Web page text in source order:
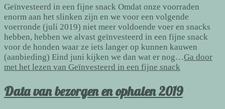
Geïnvesteerd in een fijne snack Omdat onze voorraden
enorm aan het slinken zijn en we voor een volgende
voerronde (juli 2019) niet meer voldoende voer en snacks
hebben, hebben we alvast geïnvesteerd in een fijne snack
voor de honden waar ze iets langer op kunnen kauwen
(aanbieding) Eind juni kijken we dan wat er nog…Ga door
met het lezen van Geïnvesteerd in een fijne snack
Data van bezorgen en ophalen 2019